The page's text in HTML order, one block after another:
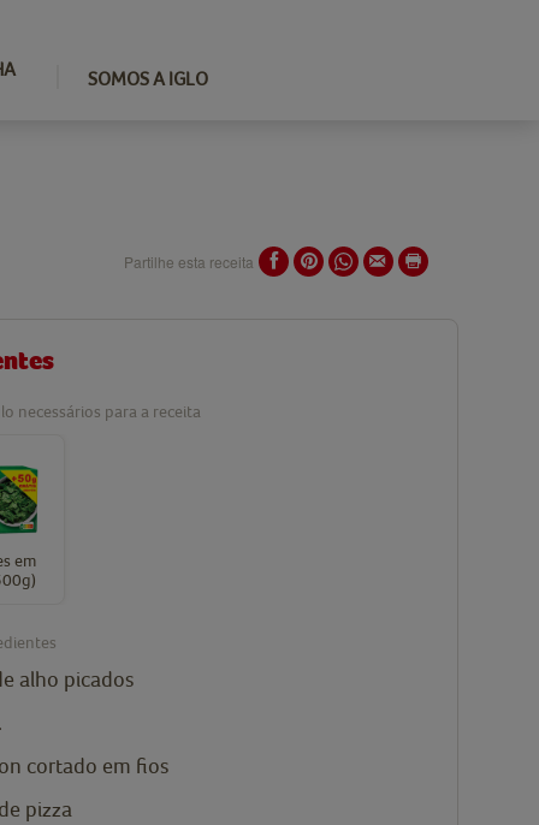
SOMOS A IGLO
Partilhe esta receita
necessários para a receita
em
alho picados
cortado em fios
pizza